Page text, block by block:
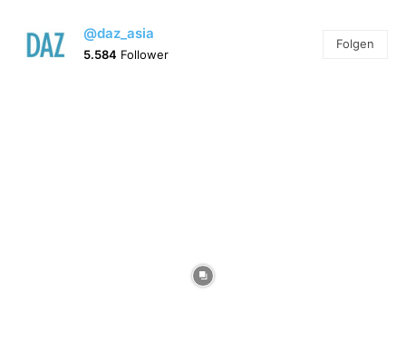
@daz_asia
5.584 Follower
Folgen